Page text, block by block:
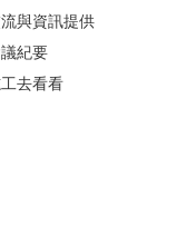
與資訊提供
紀要
去看看